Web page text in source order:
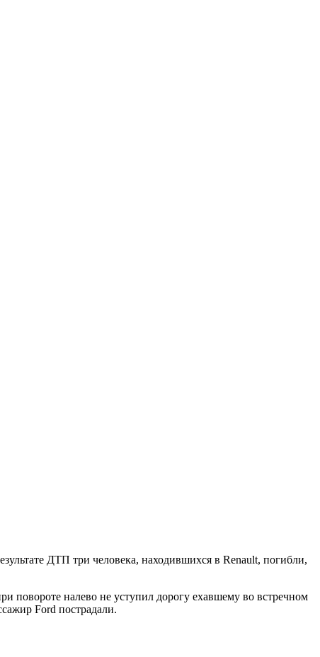
ДТП три человека, находившихся в Renault, погибли,
повороте налево не уступил дорогу ехавшему во встречном
Ford пострадали.